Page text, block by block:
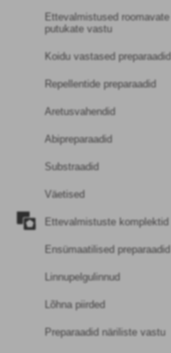
Ettevalmistused roomavate
putukate vastu
Koidu vastased preparaadid
Repellentide preparaadid
Aretusvahendid
Abipreparaadid
Substraadid
Väetised
Ettevalmistuste komplektid
Ensümaatilised preparaadid
Linnupelgulinnud
Lõhna piirded
Preparaadid näriliste vastu